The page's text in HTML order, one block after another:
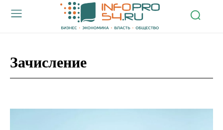
Зачисление